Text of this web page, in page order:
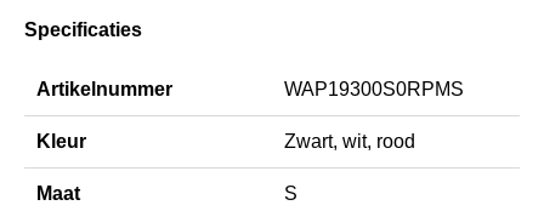
Specificaties
Artikelnummer WAP19300S0RPMS
Kleur Zwart, wit, rood
Maat S